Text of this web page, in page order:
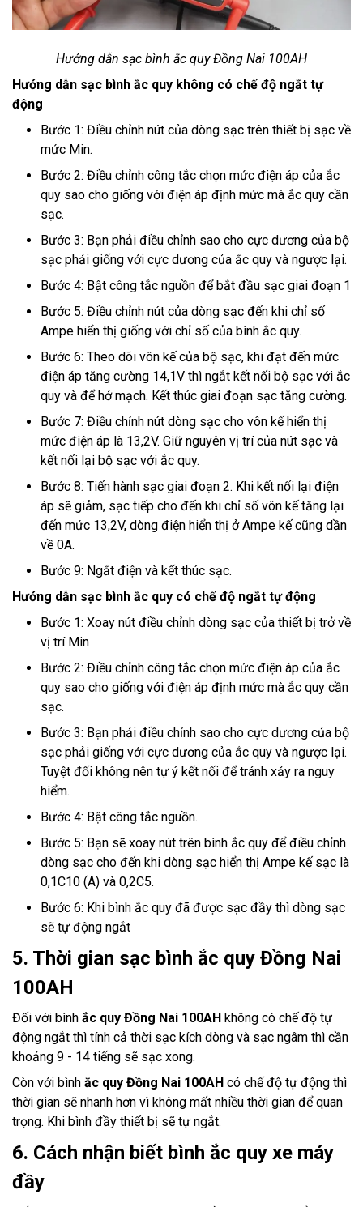
Hướng dẫn sạc bình ắc quy Đồng Nai 100AH
Hướng dẫn sạc bình ắc quy không có chế độ ngắt tự
động
Bước 1: Điều chỉnh nút của dòng sạc trên thiết bị sạc về
mức Min.
Bước 2: Điều chỉnh công tắc chọn mức điện áp của ắc
quy sao cho giống với điện áp định mức mà ắc quy cần
sạc.
Bước 3: Bạn phải điều chỉnh sao cho cực dương của bộ
sạc phải giống với cực dương của ắc quy và ngược lại.
Bước 4: Bật công tắc nguồn để bắt đầu sạc giai đoạn 1
Bước 5: Điều chỉnh nút của dòng sạc đến khi chỉ số
Ampe hiển thị giống với chỉ số của bình ắc quy.
Bước 6: Theo dõi vôn kế của bộ sạc, khi đạt đến mức
điện áp tăng cường 14,1V thì ngắt kết nối bộ sạc với ắc
quy và để hở mạch. Kết thúc giai đoạn sạc tăng cường.
Bước 7: Điều chỉnh nút dòng sạc cho vôn kế hiển thị
mức điện áp là 13,2V. Giữ nguyên vị trí của nút sạc và
kết nối lại bộ sạc với ắc quy.
Bước 8: Tiến hành sạc giai đoạn 2. Khi kết nối lại điện
áp sẽ giảm, sạc tiếp cho đến khi chỉ số vôn kế tăng lại
đến mức 13,2V, dòng điện hiển thị ở Ampe kế cũng dần
về 0A.
Bước 9: Ngắt điện và kết thúc sạc.
Hướng dẫn sạc bình ắc quy có chế độ ngắt tự động
Bước 1: Xoay nút điều chỉnh dòng sạc của thiết bị trở về
vị trí Min
Bước 2: Điều chỉnh công tắc chọn mức điện áp của ắc
quy sao cho giống với điện áp định mức mà ắc quy cần
sạc.
Bước 3: Bạn phải điều chỉnh sao cho cực dương của bộ
sạc phải giống với cực dương của ắc quy và ngược lại.
Tuyệt đối không nên tự ý kết nối để tránh xảy ra nguy
hiểm.
Bước 4: Bật công tắc nguồn.
Bước 5: Bạn sẽ xoay nút trên bình ắc quy để điều chỉnh
dòng sạc cho đến khi dòng sạc hiển thị Ampe kế sạc là
0,1C10 (A) và 0,2C5.
Bước 6: Khi bình ắc quy đã được sạc đầy thì dòng sạc
sẽ tự động ngắt
5. Thời gian sạc bình ắc quy Đồng Nai
100AH
Đối với bình ắc quy Đồng Nai 100AH không có chế độ tự
động ngắt thì tính cả thời sạc kích dòng và sạc ngâm thì cần
khoảng 9 - 14 tiếng sẽ sạc xong.
Còn với bình ắc quy Đồng Nai 100AH có chế độ tự động thì
thời gian sẽ nhanh hơn vì không mất nhiều thời gian để quan
trọng. Khi bình đầy thiết bị sẽ tự ngắt.
6. Cách nhận biết bình ắc quy xe máy
đầy